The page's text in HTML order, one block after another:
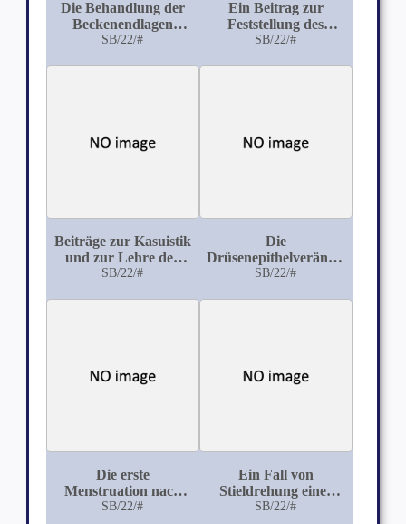
Die Behandlung der
Beckenendlagen
durch die äußere
SB/22/#
Ein Beitrag zur
Feststellung des
günstigsten
SB/22/#
Beiträge zur Kasuistik
und zur Lehre der
ektopischen
SB/22/#
Die
Drüsenepithelveränderungen
der
SB/22/#
Die erste
Menstruation nach
der Entbindung
SB/22/#
Ein Fall von
Stieldrehung einer
Parovarialcyste
SB/22/#